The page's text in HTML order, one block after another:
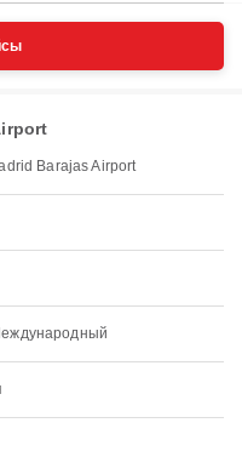
Barajas Airport